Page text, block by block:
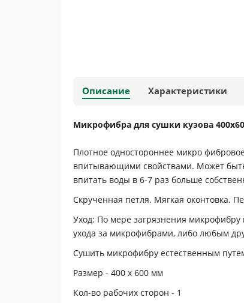
Описание Характеристики
Микрофибра для сушки кузова
Плотное одностороннее микро
впитывающими свойствами. Может быть
впитать воды в 6-7 раз больше
Скрученная петля. Мягкая оконтовка.
Уход: По мере загрязнения
ухода за микрофибрами, либо любым
Сушить микрофибру естественным
Размер - 400 х 600 мм
Кол-во рабочих сторон - 1